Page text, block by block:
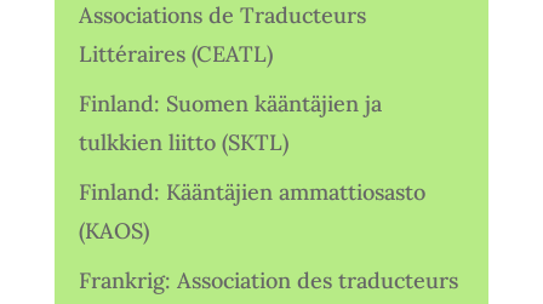
Associations de Traducteurs
Littéraires (CEATL)
Finland: Suomen kääntäjien ja
tulkkien liitto (SKTL)
Finland: Kääntäjien ammattiosasto
(KAOS)
Frankrig: Association des traducteurs